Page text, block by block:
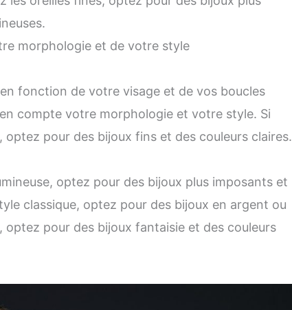
morphologie et de votre style
fonction de votre visage et de vos boucles
compte votre morphologie et votre style. Si
pour des bijoux fins et des couleurs claires.
optez pour des bijoux plus imposants et
classique, optez pour des bijoux en argent ou
optez pour des bijoux fantaisie et des couleurs